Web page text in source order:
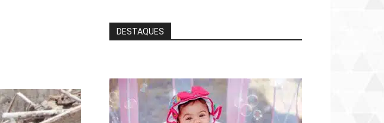
DESTAQUES